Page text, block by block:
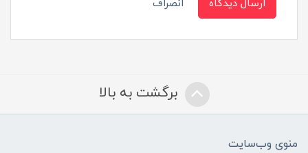
ارسال دیدگاه انصراف
برگشت به بالا
منوی وب‌سایت